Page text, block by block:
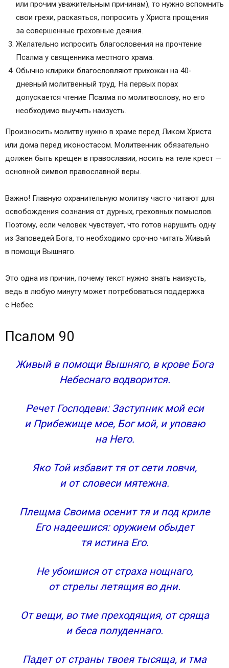
или прочим уважительным причинам), то нужно вспомнить
свои грехи, раскаяться, попросить у Христа прощения
за совершенные греховные деяния.
Желательно испросить благословения на прочтение
Псалма у священника местного храма.
Обычно клирики благословляют прихожан на 40-
дневный молитвенный труд. На первых порах
допускается чтение Псалма по молитвослову, но его
необходимо выучить наизусть.
Произносить молитву нужно в храме перед Ликом Христа
или дома перед иконостасом. Молитвенник обязательно
должен быть крещен в православии, носить на теле крест —
основной символ православной веры.
Важно! Главную охранительную молитву часто читают для
освобождения сознания от дурных, греховных помыслов.
Поэтому, если человек чувствует, что готов нарушить одну
из Заповедей Бога, то необходимо срочно читать Живый
в помощи Вышняго.
Это одна из причин, почему текст нужно знать наизусть,
ведь в любую минуту может потребоваться поддержка
с Небес.
Псалом 90
Живый в помощи Вышняго, в крове Бога
Небеснаго водворится.
Речет Господеви: Заступник мой еси
и Прибежище мое, Бог мой, и уповаю
на Него.
Яко Той избавит тя от сети ловчи,
и от словеси мятежна.
Плещма Своима осенит тя и под криле
Его надеешися: оружием обыдет
тя истина Его.
Не убоишися от страха нощнаго,
от стрелы летящия во дни.
От вещи, во тме преходящия, от сряща
и беса полуденнаго.
Падет от страны твоея тысяща, и тма